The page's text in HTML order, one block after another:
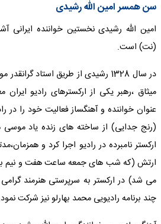
سن همسر امین الله رشیدی
امین الله رشیدی نخستین خواننده ایرانی
(نت) است.
در سال 1328 رشیدی از طریق استاد
میثاق ،رهبر یکی از ارکسترهای رادیو
عنوان خواننده و آهنگساز فعالیت خود را در
(رنج جدایی) از ساخته های زنده یاد موسی
ارکستر نامبرده در رادیو اجرا کرد و
ارتش (که شب های جمعه ساعت هفت و نیم
می شد) در ارکستر به سرپرستی هنرمند
چند برنامه رادیویی محمد بهارلو نیز شرکت